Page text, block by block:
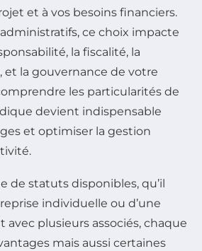
et à vos besoins financiers.
ce choix impacte
la fiscalité, la
et la gouvernance de votre
les particularités de
devient indispensable
et optimiser la gestion
de statuts disponibles, qu’il
individuelle ou d’une
avec plusieurs associés, chaque
mais aussi certaines